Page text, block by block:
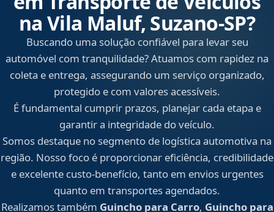
na Vila Maluf, Suzano‑SP?
Buscando uma solução confiável para levar seu
automóvel com tranquilidade? Atuamos com rapidez na
coleta e entrega, assegurando um serviço organizado,
protegido e com valores acessíveis.
É fundamental cumprir prazos, planejar cada etapa e
garantir a integridade do veículo.
Somos destaque no segmento de logística automotiva na
região. Nosso foco é proporcionar eficiência, credibilidade
e excelente custo-benefício, tanto em envios urgentes
quanto em transportes agendados.
Realizamos também Guincho para Carro, Guincho para